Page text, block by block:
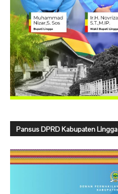
Pansus DPRD Kabupaten Lingga